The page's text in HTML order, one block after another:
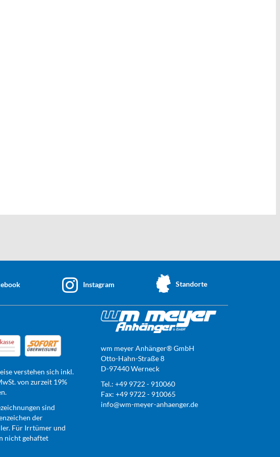
Instagram Standorte
verstehen sich inkl.
von zurzeit 19%
sind
der
Für Irrtümer und
nicht gehaftet
wm meyer Anhänger® GmbH
Otto-Hahn-Straße 8
D-97440 Werneck
Tel.: +49 9722 - 910060
Fax: +49 9722 - 910065
info@wm-meyer-anhaenger.de